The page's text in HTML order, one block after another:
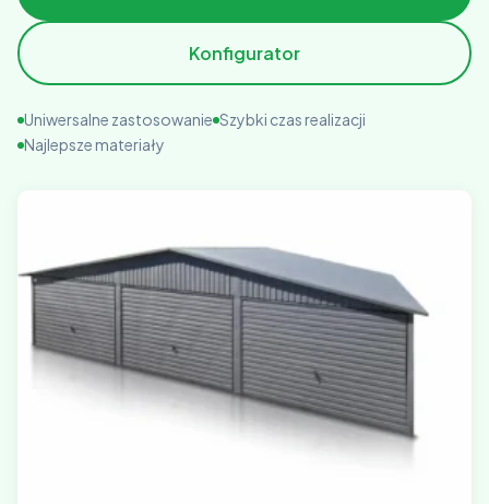
Konfigurator
Uniwersalne zastosowanie Szybki czas realizacji
Najlepsze materiały